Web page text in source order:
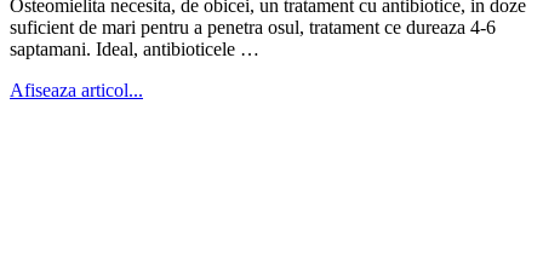
Osteomielita necesita, de obicei, un tratament cu antibiotice, in doze
suficient de mari pentru a penetra osul, tratament ce dureaza 4-6
saptamani. Ideal, antibioticele …
Afiseaza articol...